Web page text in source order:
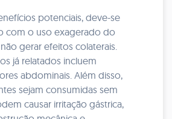
potenciais, deve-se
com o uso exagerado do
gerar efeitos colaterais.
já relatados incluem
abdominais. Além disso,
sejam consumidas sem
causar irritação gástrica,